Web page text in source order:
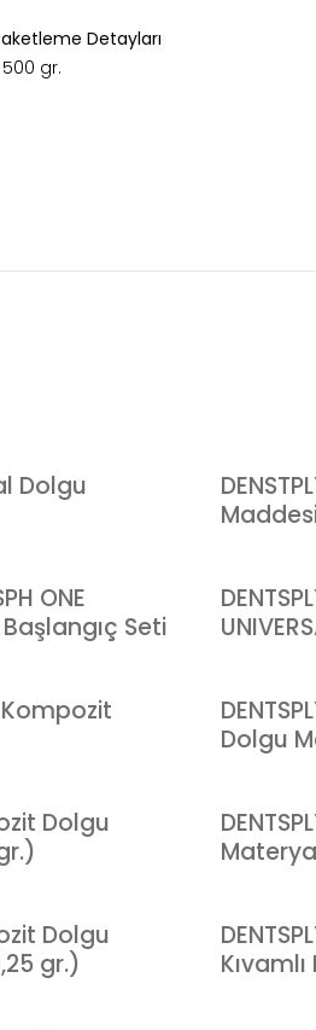
Detayları
500 gr.
Dolgu
ONE
Seti
Kompozit
Dolgu
Dolgu
Dolgu
gr.)